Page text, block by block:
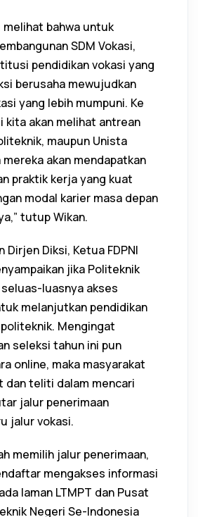
melihat bahwa untuk
SDM Vokasi,
pendidikan vokasi yang
berusaha mewujudkan
yang lebih mumpuni. Ke
kita akan melihat antrean
maupun Unista
mereka akan mendapatkan
praktik kerja yang kuat
modal karier masa depan
tutup Wikan.
Dirjen Diksi, Ketua FDPNI
jika Politeknik
luasnya akses
melanjutkan pendidikan
Mengingat
seleksi tahun ini pun
online, maka masyarakat
dan teliti dalam mencari
jalur penerimaan
jalur vokasi.
memilih jalur penerimaan,
mengakses informasi
laman LTMPT dan Pusat
Negeri Se-Indonesia